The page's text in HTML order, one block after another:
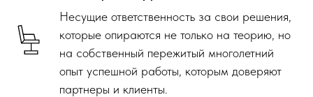
Несущие ответственность за свои решения,
которые опираются не только на теорию, но
на собственный пережитый многолетний
опыт успешной работы, которым доверяют
партнеры и клиенты.